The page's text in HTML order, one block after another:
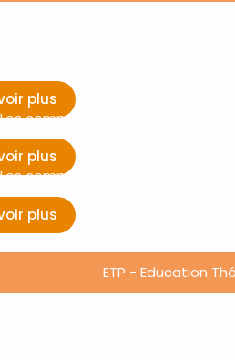
plus
Les compétences psychosociales
plus
Les compétences psychosociales
plus
ETP - Education